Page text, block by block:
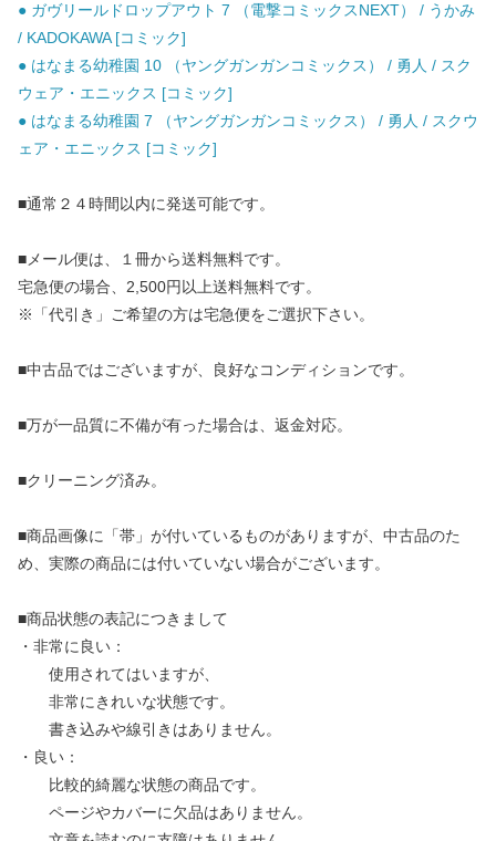
● ガヴリールドロップアウト 7 （電撃コミックスNEXT） / うかみ
/ KADOKAWA [コミック]
● はなまる幼稚園 10 （ヤングガンガンコミックス） / 勇人 / スク
ウェア・エニックス [コミック]
● はなまる幼稚園 7 （ヤングガンガンコミックス） / 勇人 / スクウ
ェア・エニックス [コミック]
■通常２４時間以内に発送可能です。
■メール便は、１冊から送料無料です。
宅急便の場合、2,500円以上送料無料です。
※「代引き」ご希望の方は宅急便をご選択下さい。
■中古品ではございますが、良好なコンディションです。
■万が一品質に不備が有った場合は、返金対応。
■クリーニング済み。
■商品画像に「帯」が付いているものがありますが、中古品のた
め、実際の商品には付いていない場合がございます。
■商品状態の表記につきまして
・非常に良い：
使用されてはいますが、
非常にきれいな状態です。
書き込みや線引きはありません。
・良い：
比較的綺麗な状態の商品です。
ページやカバーに欠品はありません。